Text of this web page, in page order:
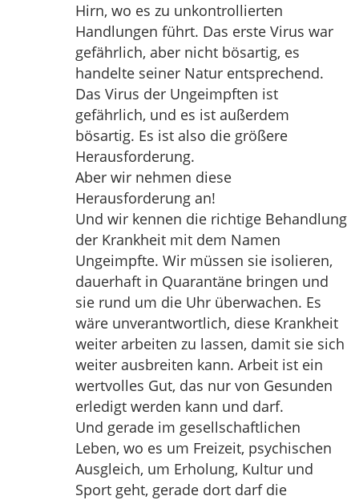
Hirn, wo es zu unkontrollierten
Handlungen führt. Das erste Virus war
gefährlich, aber nicht bösartig, es
handelte seiner Natur entsprechend.
Das Virus der Ungeimpften ist
gefährlich, und es ist außerdem
bösartig. Es ist also die größere
Herausforderung.
Aber wir nehmen diese
Herausforderung an!
Und wir kennen die richtige Behandlung
der Krankheit mit dem Namen
Ungeimpfte. Wir müssen sie isolieren,
dauerhaft in Quarantäne bringen und
sie rund um die Uhr überwachen. Es
wäre unverantwortlich, diese Krankheit
weiter arbeiten zu lassen, damit sie sich
weiter ausbreiten kann. Arbeit ist ein
wertvolles Gut, das nur von Gesunden
erledigt werden kann und darf.
Und gerade im gesellschaftlichen
Leben, wo es um Freizeit, psychischen
Ausgleich, um Erholung, Kultur und
Sport geht, gerade dort darf die